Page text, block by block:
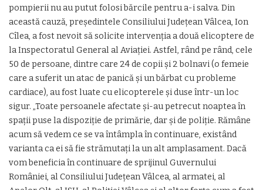
pompierii nu au putut folosi bărcile pentru a-i salva. Din
această cauză, preşedintele Consiliului Judeţean Vâlcea, Ion
Cîlea, a fost nevoit să solicite intervenţia a două elicoptere de
la Inspectoratul General al Aviaţiei. Astfel, rând pe rând, cele
50 de persoane, dintre care 24 de copii şi 2 bolnavi (o femeie
care a suferit un atac de panică şi un bărbat cu probleme
cardiace), au fost luate cu elicopterele şi duse într-un loc
sigur. „Toate persoanele afectate şi-au petrecut noaptea în
spaţii puse la dispoziţie de primărie, dar şi de poliţie. Rămâne
acum să vedem ce se va întâmpla în continuare, existând
varianta ca ei să fie strămutaţi la un alt amplasament. Dacă
vom beneficia în continuare de sprijinul Guvernului
României, al Consiliului Judeţean Vâlcea, al armatei, al